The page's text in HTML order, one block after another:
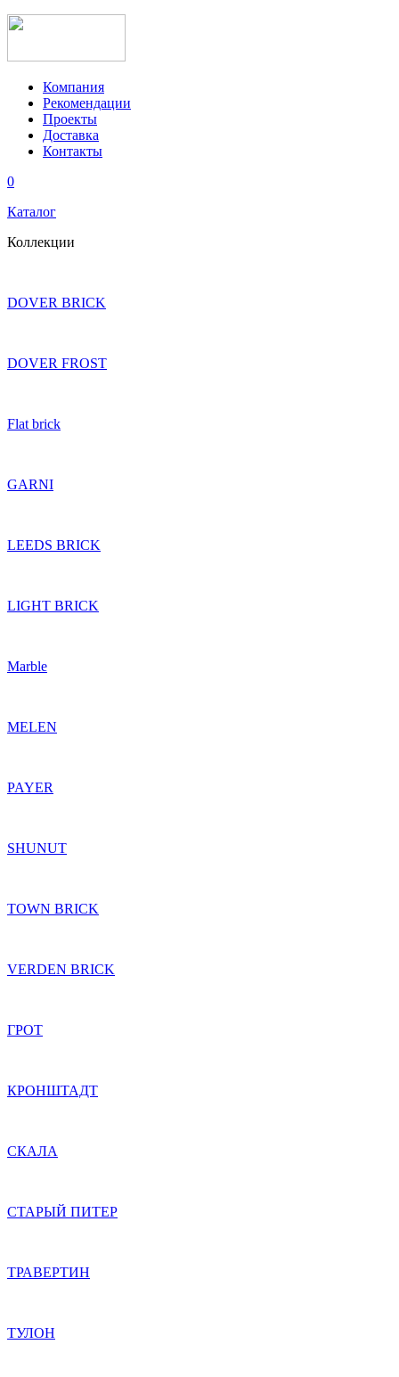
Компания
Рекомендации
Проекты
Доставка
Контакты
0
Каталог
Коллекции
DOVER BRICK
DOVER FROST
Flat brick
GARNI
LEEDS BRICK
LIGHT BRICK
Marble
MELEN
PAYER
SHUNUT
TOWN BRICK
VERDEN BRICK
ГРОТ
КРОНШТАДТ
СКАЛА
СТАРЫЙ ПИТЕР
ТРАВЕРТИН
ТУЛОН